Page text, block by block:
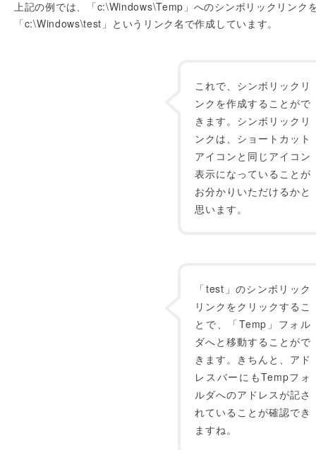
上記の例では、「c:\Windows\Temp」へのシンボリックリンク
「c:\Windows\test」というリンク名で作成しています。
これで、シンボリックリ
ンクを作成することがで
きます。シンボリックリ
ンクは、ショートカット
アイコンと同じアイコン
表示になっていることが
お分かりいただけるかと
思います。
「test」のシンボリック
リンクをクリックするこ
とで、「Temp」フォル
ダへと移動することがで
きます。きちんと、アド
レスバーにもTempフォ
ルダへのアドレスが記さ
れていることが確認でき
ますね。